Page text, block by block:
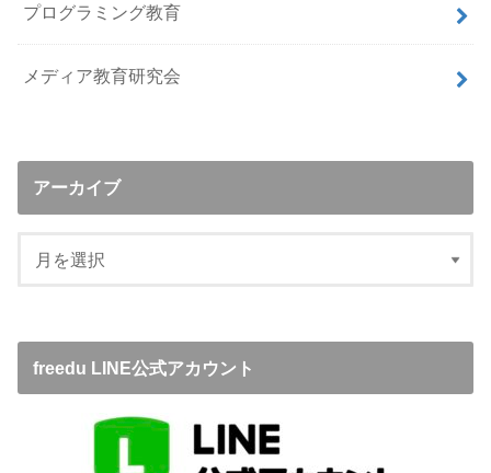
プログラミング教育
メディア教育研究会
アーカイブ
freedu LINE公式アカウント